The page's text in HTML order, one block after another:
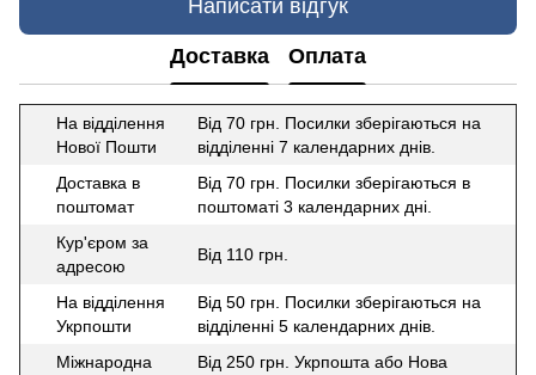
Написати відгук
Доставка Оплата
На відділення
Нової Пошти
Від 70 грн. Посилки зберігаються на
відділенні 7 календарних днів.
Доставка в
поштомат
Від 70 грн. Посилки зберігаються в
поштоматі 3 календарних дні.
Кур'єром за
адресою
Від 110 грн.
На відділення
Укрпошти
Від 50 грн. Посилки зберігаються на
відділенні 5 календарних днів.
Міжнародна
Від 250 грн. Укрпошта або Нова